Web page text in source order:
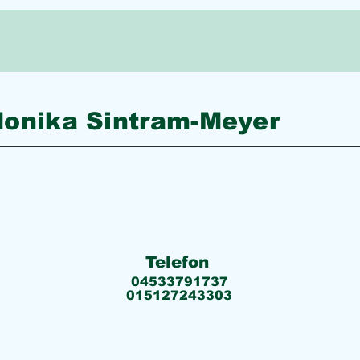
Sintram-Meyer
Telefon
04533791737
015127243303